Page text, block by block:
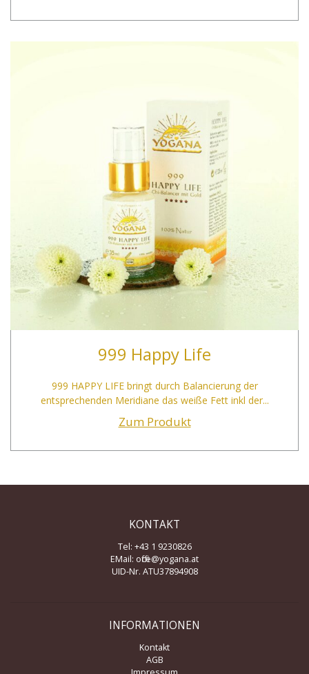
999 Happy Life
999 HAPPY LIFE bringt durch Balancierung der
entsprechenden Meridiane das weiße Fett inkl der...
Zum Produkt
KONTAKT
Tel: +43 1 9230826
EMail: office@yogana.at
UID-Nr. ATU37894908
INFORMATIONEN
Kontakt
AGB